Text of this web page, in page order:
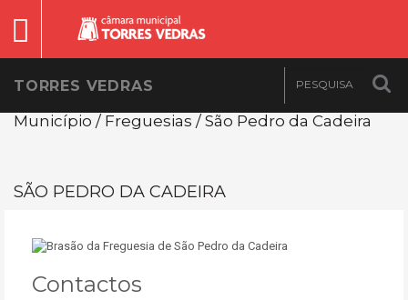
TORRES VEDRAS
Município / Freguesias / São Pedro da Cadeira
SÃO PEDRO DA CADEIRA
Contactos